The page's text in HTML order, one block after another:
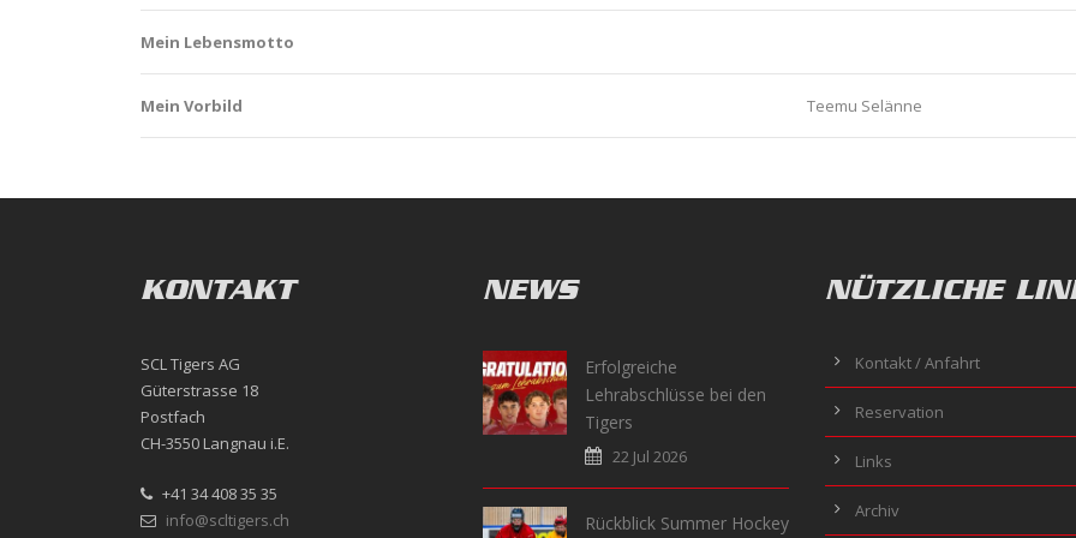
Mein Lebensmotto
Mein Vorbild Teemu Selänne
KONTAKT
SCL Tigers AG
Güterstrasse 18
Postfach
CH-3550 Langnau i.E.
+41 34 408 35 35
info@scltigers.ch
NEWS
Erfolgreiche
Lehrabschlüsse bei den
Tigers
22 Jul 2026
Rückblick Summer Hockey
NÜTZLICHE
Kontakt / Anfahrt
Reservation
Links
Archiv